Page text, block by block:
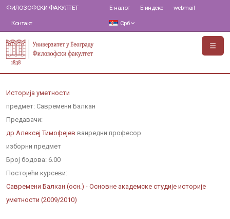
ФИЛОЗОФСКИ ФАКУЛТЕТ
Контакт
Е-налог Е-индекс webmail
Срб
Историја уметности
предмет: Савремени Балкан
Предавачи:
др Алексеј Тимофејев ванредни професор
изборни предмет
Број бодова: 6.00
Постојећи курсеви:
Савремени Балкан (осн.) - Основне академске студије историје
уметности (2009/2010)